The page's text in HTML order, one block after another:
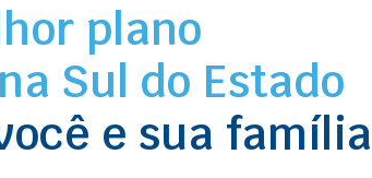
plano
Sul do Estado
e sua família